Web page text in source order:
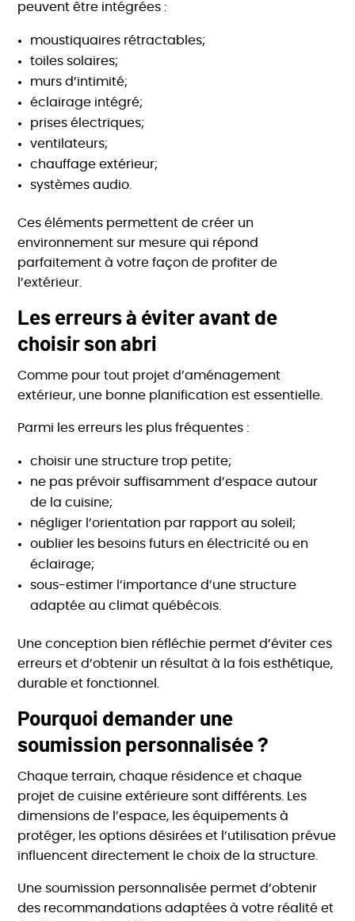
peuvent être intégrées :
moustiquaires rétractables;
toiles solaires;
murs d’intimité;
éclairage intégré;
prises électriques;
ventilateurs;
chauffage extérieur;
systèmes audio.
Ces éléments permettent de créer un
environnement sur mesure qui répond
parfaitement à votre façon de profiter de
l’extérieur.
Les erreurs à éviter avant de
choisir son abri
Comme pour tout projet d’aménagement
extérieur, une bonne planification est essentielle.
Parmi les erreurs les plus fréquentes :
choisir une structure trop petite;
ne pas prévoir suffisamment d’espace autour
de la cuisine;
négliger l’orientation par rapport au soleil;
oublier les besoins futurs en électricité ou en
éclairage;
sous-estimer l’importance d’une structure
adaptée au climat québécois.
Une conception bien réfléchie permet d’éviter ces
erreurs et d’obtenir un résultat à la fois esthétique,
durable et fonctionnel.
Pourquoi demander une
soumission personnalisée ?
Chaque terrain, chaque résidence et chaque
projet de cuisine extérieure sont différents. Les
dimensions de l’espace, les équipements à
protéger, les options désirées et l’utilisation prévue
influencent directement le choix de la structure.
Une soumission personnalisée permet d’obtenir
des recommandations adaptées à votre réalité et